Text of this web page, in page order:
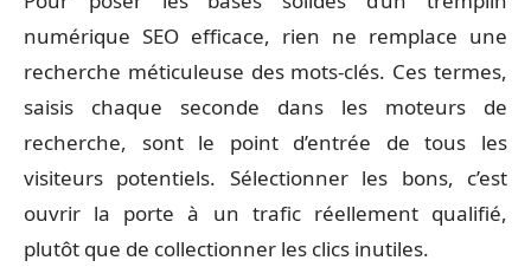
numérique SEO efficace, rien ne remplace une
recherche méticuleuse des mots-clés. Ces termes,
saisis chaque seconde dans les moteurs de
recherche, sont le point d’entrée de tous les
visiteurs potentiels. Sélectionner les bons, c’est
ouvrir la porte à un trafic réellement qualifié,
plutôt que de collectionner les clics inutiles.